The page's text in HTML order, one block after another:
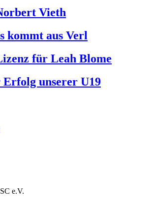
Vieth
kommt aus Verl
für Leah Blome
unserer U19
e.V.